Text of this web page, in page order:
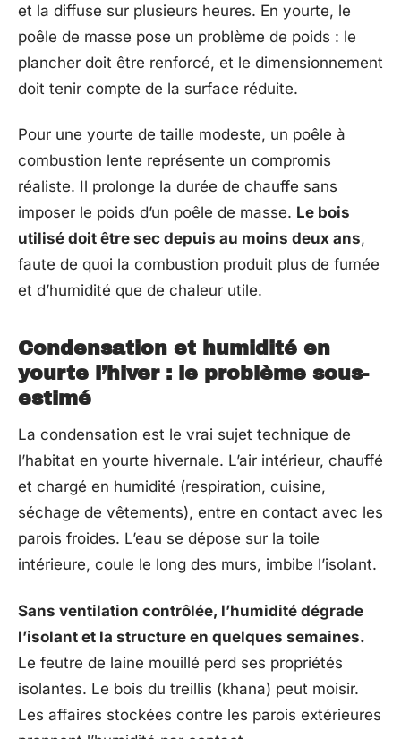
et la diffuse sur plusieurs heures. En yourte, le
poêle de masse pose un problème de poids : le
plancher doit être renforcé, et le dimensionnement
doit tenir compte de la surface réduite.
Pour une yourte de taille modeste, un poêle à
combustion lente représente un compromis
réaliste. Il prolonge la durée de chauffe sans
imposer le poids d’un poêle de masse. Le bois
utilisé doit être sec depuis au moins deux ans,
faute de quoi la combustion produit plus de fumée
et d’humidité que de chaleur utile.
Condensation et humidité en
yourte l’hiver : le problème sous-
estimé
La condensation est le vrai sujet technique de
l’habitat en yourte hivernale. L’air intérieur, chauffé
et chargé en humidité (respiration, cuisine,
séchage de vêtements), entre en contact avec les
parois froides. L’eau se dépose sur la toile
intérieure, coule le long des murs, imbibe l’isolant.
Sans ventilation contrôlée, l’humidité dégrade
l’isolant et la structure en quelques semaines.
Le feutre de laine mouillé perd ses propriétés
isolantes. Le bois du treillis (khana) peut moisir.
Les affaires stockées contre les parois extérieures